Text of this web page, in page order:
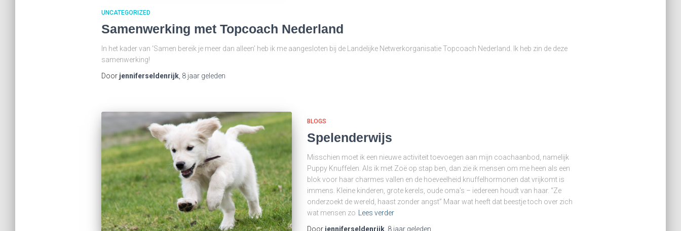
UNCATEGORIZED
Samenwerking met Topcoach Nederland
In het kader van ‘Samen bereik je meer dan alleen’ heb ik me aangesloten bij de Landelijke Netwerkorganisatie Topcoach Nederland. Ik heb zin de deze
samenwerking!
Door jenniferseldenrijk, 8 jaargeleden
BLOGS
Spelenderwijs
Misschien moet ik een nieuwe activiteit toevoegen aan mijn coachaanbod, namelijk
Puppy Knuffelen. Als ik met Zoë op stap ben, dan zie ik mensen om me heen als een
blok voor haar charmes vallen en de hoeveelheid knuffelhormonen dat vrijkomt is
immens. Kleine kinderen, grote kerels, oude oma’s – iedereen houdt van haar. “Ze
onderzoekt de wereld, haast zonder angst” Maar wat heeft dat beestje toch over zich
wat mensen zo
Lees verder
Door jenniferseldenrijk, 8 jaargeleden